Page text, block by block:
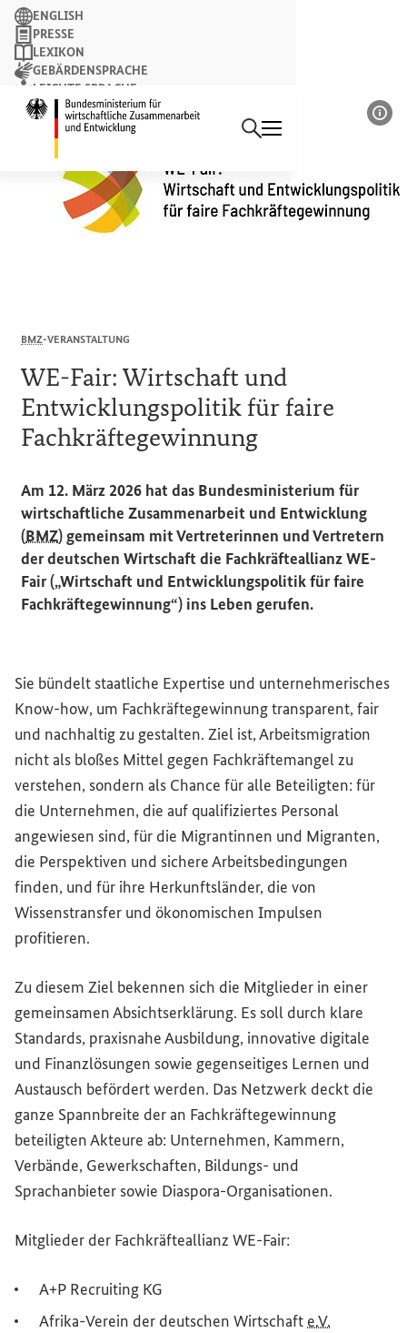
Startseite des
Suchbegriff
Suchen
ENGLISH
PRESSE
LEXIKON
GEBÄRDENSPRACHE
LEICHTE SPRACHE
NEWSLETTER
BMZ-VERANSTALTUNG
WE-Fair: Wirtschaft und
Entwicklungspolitik für faire
Fachkräftegewinnung
Am 12. März 2026 hat das Bundesministerium für
wirtschaftliche Zusammenarbeit und Entwicklung
(BMZ) gemeinsam mit Vertreterinnen und Vertretern
der deutschen Wirtschaft die FachkräfteallianzWE-
Fair(„Wirtschaft und Entwicklungspolitik für faire
Fachkräftegewinnung“) ins Leben gerufen.
Sie bündelt staatliche Expertise und unternehmerisches
Know-how, um Fachkräftegewinnung transparent, fair
und nachhaltig zu gestalten. Ziel ist, Arbeitsmigration
nicht als bloßes Mittel gegen Fachkräftemangel zu
verstehen, sondern als Chance für alle Beteiligten: für
die Unternehmen, die auf qualifiziertes Personal
angewiesen sind, für die Migrantinnen und Migranten,
die Perspektiven und sichere Arbeitsbedingungen
finden, und für ihre Herkunftsländer, die von
Wissenstransfer und ökonomischen Impulsen
profitieren.
Zu diesem Ziel bekennen sich die Mitglieder in einer
gemeinsamen Absichtserklärung. Es soll durch klare
Standards, praxisnahe Ausbildung, innovative digitale
und Finanzlösungen sowie gegenseitiges Lernen und
Austausch befördert werden. Das Netzwerk deckt die
ganze Spannbreite der an Fachkräftegewinnung
beteiligten Akteure ab: Unternehmen, Kammern,
Verbände, Gewerkschaften, Bildungs- und
Sprachanbieter sowie Diaspora-Organisationen.
Mitglieder der Fachkräfteallianz WE-Fair:
A+P Recruiting KG
Afrika-Verein der deutschen Wirtschaft e.V.